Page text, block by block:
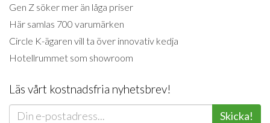
Gen Z söker mer än låga priser
Här samlas 700 varumärken
Circle K-ägaren vill ta över innovativ kedja
Hotellrummet som showroom
Läs vårt kostnadsfria nyhetsbrev!
Skicka!